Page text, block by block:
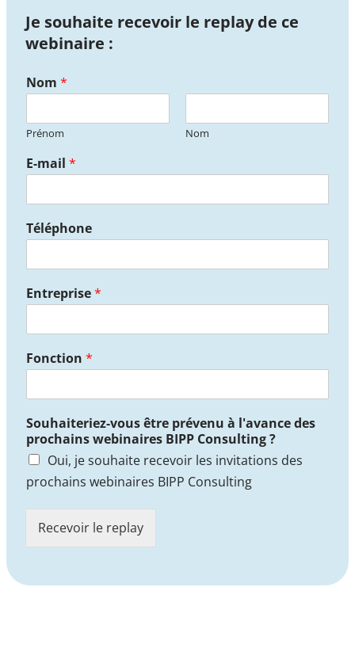
Je souhaite recevoir le replay de ce
webinaire :
Nom *
Prénom Nom
E-mail *
Téléphone
Entreprise*
*
E
t
e
p
r
i
s
e
a
Fonction *
Souhaiteriez-vous être prévenu à l'avance des
prochains webinaires BIPP Consulting ?
Oui, je souhaite recevoir les invitations des
prochains webinaires BIPP Consulting
Recevoir le replay